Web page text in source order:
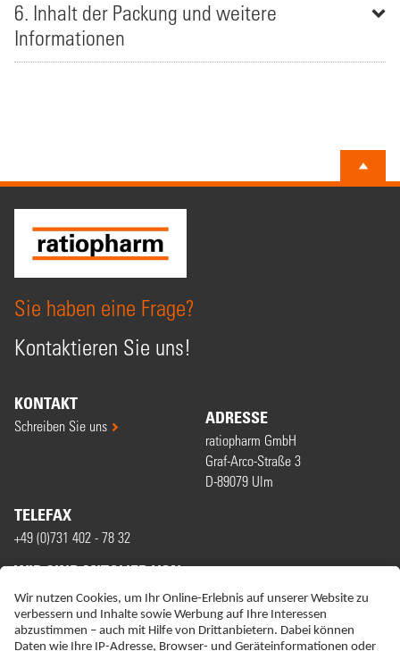
6. Inhalt der Packung und weitere
Informationen
Sie haben eine Frage?
Kontaktieren Sie uns!
KONTAKT
Schreiben Sie uns ADRESSE
ratiopharm GmbH
Graf-Arco-Straße 3
D-89079 Ulm
TELEFAX
+49 (0)731 402 - 78 32
WIR SIND MITGLIED VON